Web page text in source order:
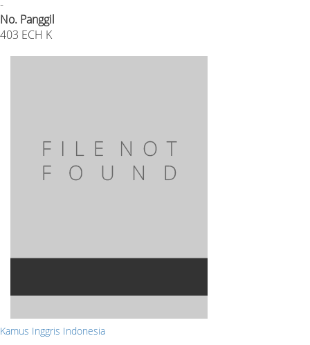
-
No. Panggil
403 ECH K
Kamus Inggris Indonesia